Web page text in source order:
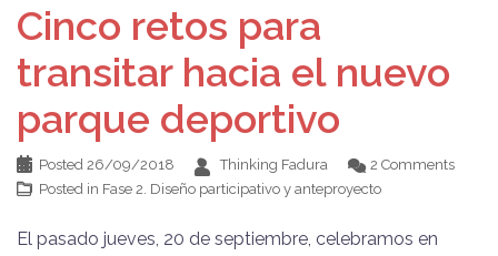
Cinco retos para
transitar hacia el nuevo
parque deportivo
Posted 26/09/2018 Thinking Fadura
2 Comments
Posted in Fase 2. Diseño participativo y anteproyecto
El pasado jueves, 20 de septiembre, celebramos en